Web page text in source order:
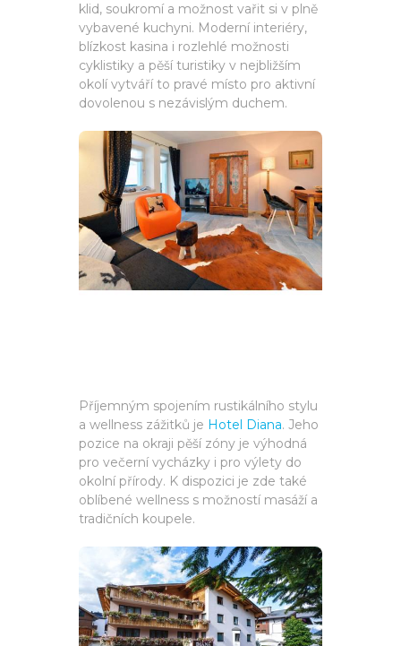
klid, soukromí a možnost vařit si v plně
vybavené kuchyni. Moderní interiéry,
blízkost kasina i rozlehlé možnosti
cyklistiky a pěší turistiky v nejbližším
okolí vytváří to pravé místo pro aktivní
dovolenou s nezávislým duchem.
Příjemným spojením rustikálního stylu
a wellness zážitků je Hotel Diana. Jeho
pozice na okraji pěší zóny je výhodná
pro večerní vycházky i pro výlety do
okolní přírody. K dispozici je zde také
oblíbené wellness s možností masáží a
tradičních koupele.